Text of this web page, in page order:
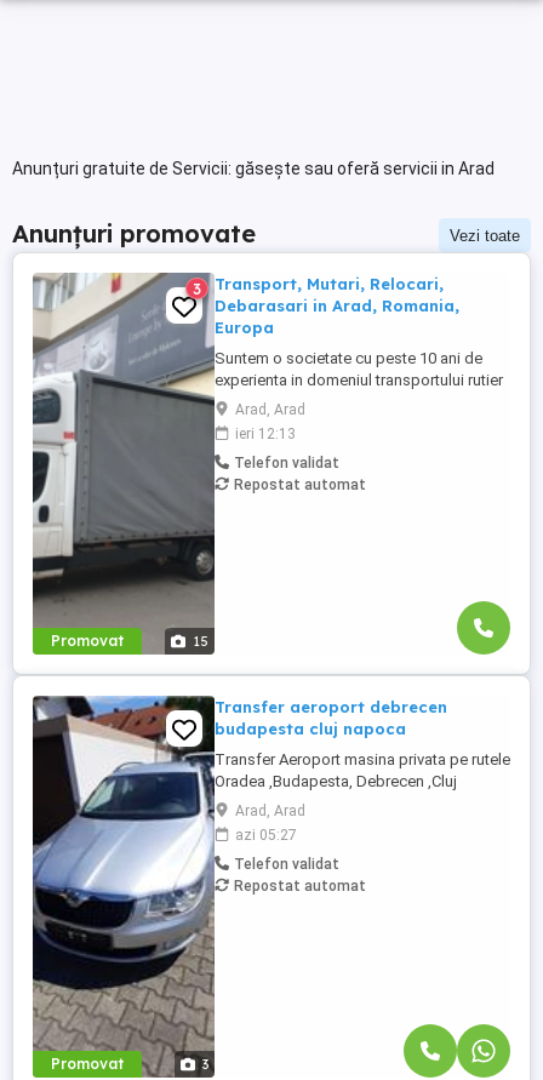
Anunțuri gratuite de Servicii: găsește sau oferă servicii in Arad
Anunțuri promovate Vezi toate
Promovat 15
3
Transport, Mutari, Relocari,
Debarasari in Arad, Romania,
Europa
Suntem o societate cu peste 10 ani de
experienta in domeniul transportului rutier
de marfuri. Oferim urmatoarele servicii: -
Mutari, relocari birouri, spatii comerciale,
case, apartamente, galerii de arta,
antichitati - Servicii de manipulare -
Transport marfa paletizata si nepaletizata
Arad, Arad
ieri 12:13
Telefon validat
Repostat automat
Promovat 3
Transfer aeroport debrecen
budapesta cluj napoca
Transfer Aeroport masina privata pe rutele
Oradea ,Budapesta, Debrecen ,Cluj
Napoca, Târgu Mureș, Arad, Timișoara,
Satu Mare, Sibiu,Brasov Tur sau Retur. Pret
140euro toată masina . Rel. La Nr Tel.
ZERO SAPTE PARTU DOI ZERO OPT
PATRU PAT
Arad, Arad
azi 05:27
Telefon validat
Repostat automat